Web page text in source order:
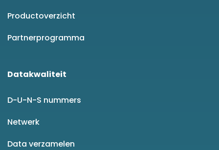
Productoverzicht
Partnerprogramma
Datakwaliteit
D-U-N-S nummers
Netwerk
Data verzamelen